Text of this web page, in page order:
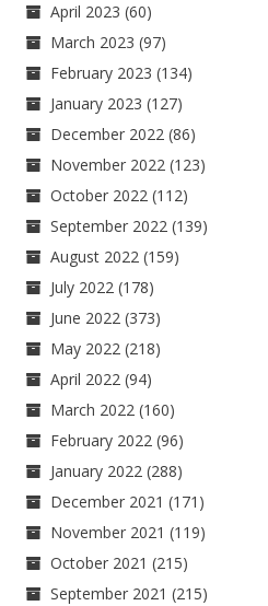
April 2023 (60)
March 2023 (97)
February 2023 (134)
January 2023 (127)
December 2022 (86)
November 2022 (123)
October 2022 (112)
September 2022 (139)
August 2022 (159)
July 2022 (178)
June 2022 (373)
May 2022 (218)
April 2022 (94)
March 2022 (160)
February 2022 (96)
January 2022 (288)
December 2021 (171)
November 2021 (119)
October 2021 (215)
September 2021 (215)